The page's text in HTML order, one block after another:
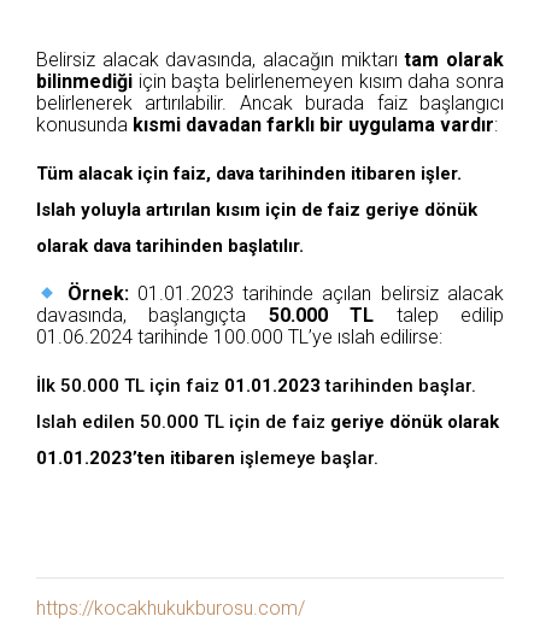
Belirsiz alacak davasında, alacağın miktarıtam olarak
bilinmediği için başta belirlenemeyen kısım daha sonra
belirlenerek artırılabilir. Ancak burada faiz başlangıcı
konusunda kısmi davadan farklı bir uygulama vardır:
Tüm alacak için faiz, dava tarihinden itibaren işler.
Islah yoluyla artırılan kısım için de faiz geriye dönük
olarak dava tarihinden başlatılır.
Örnek:01.01.2023 tarihinde açılan belirsiz alacak
davasında, başlangıçta 50.000 TL talep edilip
01.06.2024 tarihinde 100.000 TL’ye ıslah edilirse:
İlk 50.000 TL için faiz 01.01.2023 tarihinden başlar.
Islah edilen 50.000 TL için de faiz geriye dönük olarak
01.01.2023’ten itibaren işlemeye başlar.
https://kocakhukukburosu.com/